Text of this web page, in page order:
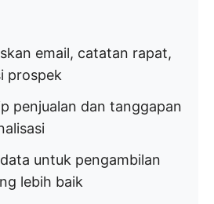
email, catatan rapat,
prospek
penjualan dan tanggapan
untuk pengambilan
lebih baik